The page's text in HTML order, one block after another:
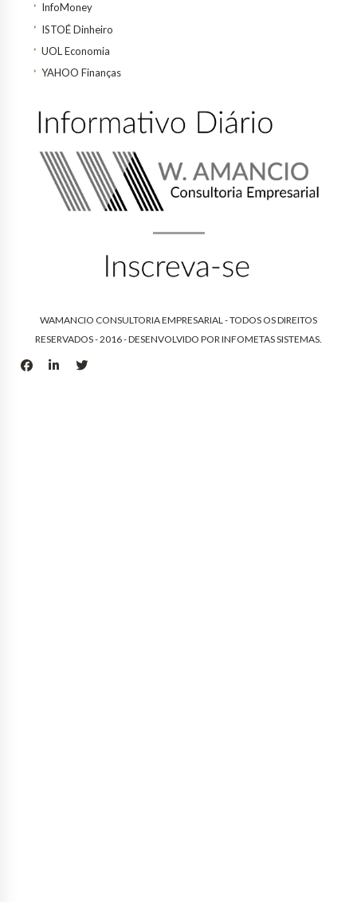
InfoMoney
ISTOÉ Dinheiro
UOL Economia
YAHOO Finanças
WAMANCIO CONSULTORIA EMPRESARIAL - TODOS OS DIREITOS
RESERVADOS - 2016 - DESENVOLVIDO PORINFOMETAS SISTEMAS.